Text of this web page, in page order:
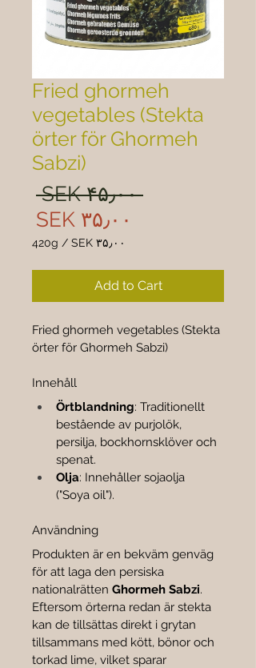
Fried ghormeh
vegetables (Stekta
örter för Ghormeh
Sabzi)
SEK ۴۵٫۰۰
SEK ۳۵٫۰۰
SEK ۳۵٫۰۰ /
420g
Add to Cart
Fried ghormeh vegetables (Stekta
örter för Ghormeh Sabzi)
Innehåll
Örtblandning: Traditionellt
bestående av purjolök,
persilja, bockhornsklöver och
spenat.
Olja: Innehåller sojaolja
("Soya oil").
Användning
Produkten är en bekväm genväg
för att laga den persiska
nationalrätten Ghormeh Sabzi.
Eftersom örterna redan är stekta
kan de tillsättas direkt i grytan
tillsammans med kött, bönor och
torkad lime, vilket sparar